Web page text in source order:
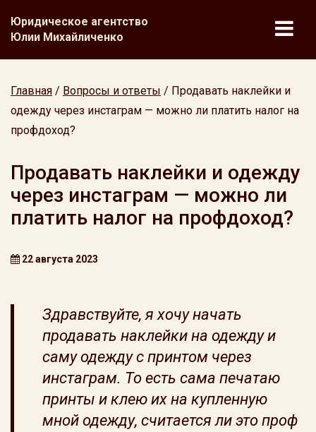
Юридическое агентство
Юлии Михайличенко
Главная / Вопросы и ответы / Продавать наклейки и
одежду через инстаграм — можно ли платить налог на
профдоход?
Продавать наклейки и одежду
через инстаграм — можно ли
платить налог на профдоход?
22 августа 2023
Здравствуйте, я хочу начать
продавать наклейки на одежду и
саму одежду с принтом через
инстаграм. То есть сама печатаю
принты и клею их на купленную
мной одежду, считается ли это проф